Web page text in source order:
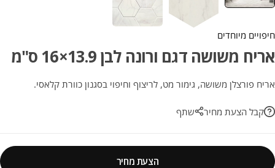
חיפויים מיוחדים
אריח משושה דגם ורונה לבן 13.9×16 ס"מ
אריח פורצלן משושה, גימור מט, לריצוף וחיפוי בסגנון כוורת קלאסי.
קבל הצעת מחיר שתף
הצעת מחיר